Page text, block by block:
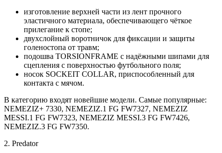
изготовление верхней части из лент прочного
эластичного материала, обеспечивающего чёткое
прилегание к стопе;
двухслойный воротничок для фиксации и защиты
голеностопа от травм;
подошва TORSIONFRAME с надёжными шипами для
сцепления с поверхностью футбольного поля;
носок SOCKEIT COLLAR, приспособленный для
контакта с мячом.
В категорию входят новейшие модели. Самые популярные:
NEMEZIZ+ 7330, NEMEZIZ.1 FG FW7327, NEMEZIZ
MESSI.1 FG FW7323, NEMEZIZ MESSI.3 FG FW7426,
NEMEZIZ.3 FG FW7350.
2. Predator